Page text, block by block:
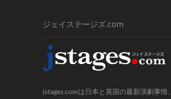
ジェイステージズ.com
jstages.comは日本と英国の最新演劇事情、